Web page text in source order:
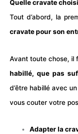
Quelle cravate
Tout d’abord, la
cravate pour son
Avant toute chose, il
habillé, que pas
d’être habillé avec
vous couter votre
Adapter la